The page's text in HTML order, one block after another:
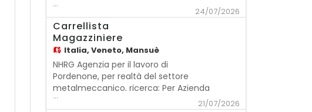
tecnico Descrizione del ruolo: La figura
selezionata si occuperà di: - Sviluppo
tecnico delle commesse: disegno
tecnico, realizzazione distinte base e
specifiche di lavorazione; - Gestione
...
24/07/2026
Carrellista
Magazziniere
Italia, Veneto, Mansuè
NHRG Agenzia per il lavoro di
Pordenone, per realtà del settore
metalmeccanico, ricerca: Per Azienda
del settore metalmeccanico n.1
...
21/07/2026